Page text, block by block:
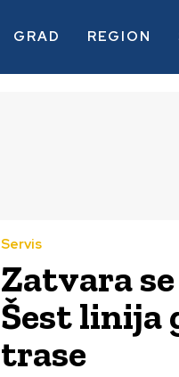
GRAD REGION
Servis
Zatvara
Šest linija
trase